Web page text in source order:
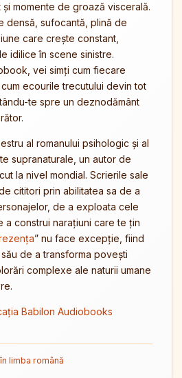
momente de groază viscerală.
densă, sufocantă, plină de
care crește constant,
idilice în scene sinistre.
vei simți cum fiecare
ecourile trecutului devin tot
te spre un deznodământ
al romanului psihologic și al
supranaturale, un autor de
la nivel mondial. Scrierile sale
cititori prin abilitatea sa de a
de a exploata cele
a construi narațiuni care te țin
” nu face excepție, fiind
de a transforma povești
complexe ale naturii umane
Babilon Audiobooks
limba română